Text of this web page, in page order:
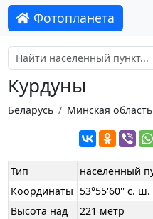
Фотопланета
Курдуны
Беларусь Минская область
Тип
населенный
Координаты 53°55'60'' с. ш.
Высота над
221 метр